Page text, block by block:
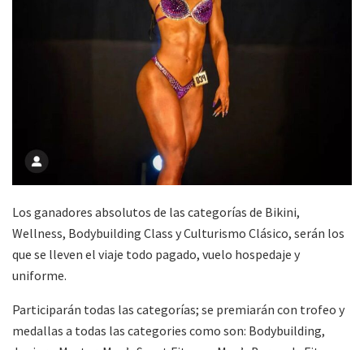
Los ganadores absolutos de las categorías de Bikini,
Wellness, Bodybuilding Class y Culturismo Clásico, serán los
que se lleven el viaje todo pagado, vuelo hospedaje y
uniforme.
Participarán todas las categorías; se premiarán con trofeo y
medallas a todas las categories como son: Bodybuilding,